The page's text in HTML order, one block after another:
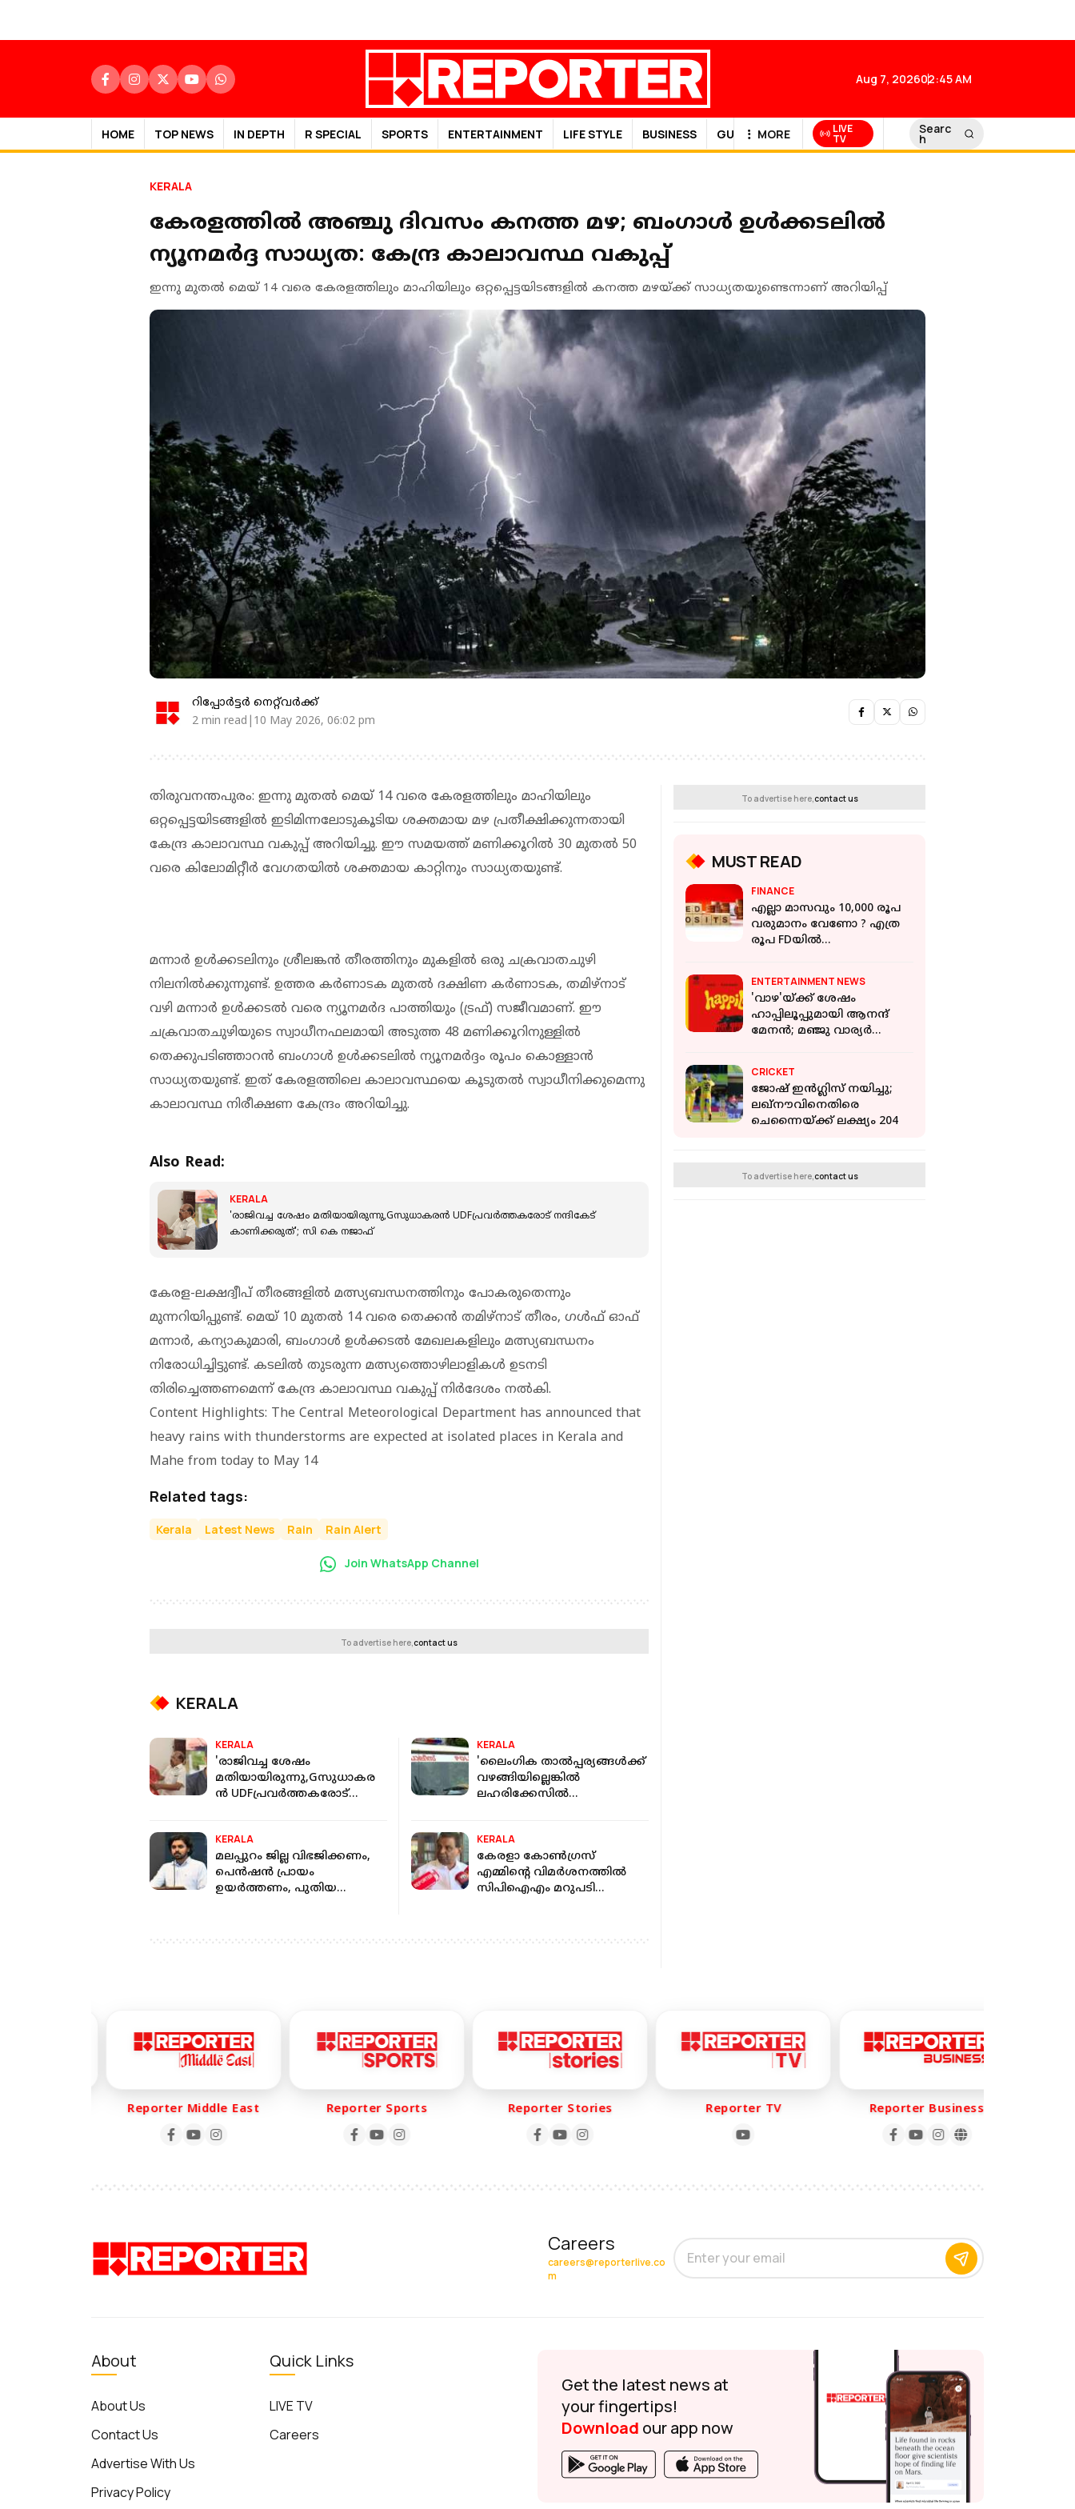
Aug 7, 202602:45 AM
HOME TOP NEWS IN DEPTH R SPECIAL SPORTS ENTERTAINMENT LIFE STYLE BUSINESS GULF NEWS
MORE LIVE
TV
Searc
h
KERALA
കേരളത്തില്‍ അഞ്ചു ദിവസം കനത്ത മഴ; ബംഗാള്‍ ഉള്‍ക്കടലില്‍
ന്യൂനമര്‍ദ്ദ സാധ്യത: കേന്ദ്ര കാലാവസ്ഥ വകുപ്പ്
ഇന്നു മുതല്‍ മെയ് 14 വരെ കേരളത്തിലും മാഹിയിലും ഒറ്റപ്പെട്ടയിടങ്ങളിൽ കനത്ത മഴയ്ക്ക് സാധ്യതയുണ്ടെന്നാണ് അറിയിപ്പ്
റിപ്പോർട്ടർ നെറ്റ്‌വര്‍ക്ക്‌
2 min read|10 May 2026, 06:02 pm
തിരുവനന്തപുരം: ഇന്നു മുതല്‍ മെയ് 14 വരെ കേരളത്തിലും മാഹിയിലും
ഒറ്റപ്പെട്ടയിടങ്ങളില്‍ ഇടിമിന്നലോടുകൂടിയ ശക്തമായ മഴ പ്രതീക്ഷിക്കുന്നതായി
കേന്ദ്ര കാലാവസ്ഥ വകുപ്പ് അറിയിച്ചു. ഈ സമയത്ത് മണിക്കൂറില്‍ 30 മുതല്‍ 50
വരെ കിലോമിറ്റീര്‍ വേഗതയില്‍ ശക്തമായ കാറ്റിനും സാധ്യതയുണ്ട്.
മന്നാര്‍ ഉള്‍ക്കടലിനും ശ്രീലങ്കന്‍ തീരത്തിനും മുകളില്‍ ഒരു ചക്രവാതചുഴി
നിലനില്‍ക്കുന്നുണ്ട്. ഉത്തര കര്‍ണാടക മുതല്‍ ദക്ഷിണ കര്‍ണാടക, തമിഴ്നാട്
വഴി മന്നാര്‍ ഉള്‍ക്കടല്‍ വരെ ന്യൂനമര്‍ദ പാത്തിയും (ട്രഫ്) സജീവമാണ്. ഈ
ചക്രവാതചുഴിയുടെ സ്വാധീനഫലമായി അടുത്ത 48 മണിക്കൂറിനുള്ളില്‍
തെക്കുപടിഞ്ഞാറന്‍ ബംഗാള്‍ ഉള്‍ക്കടലില്‍ ന്യൂനമര്‍ദ്ദം രൂപം കൊള്ളാന്‍
സാധ്യതയുണ്ട്. ഇത് കേരളത്തിലെ കാലാവസ്ഥയെ കൂടുതല്‍ സ്വാധീനിക്കുമെന്നു
കാലാവസ്ഥ നിരീക്ഷണ കേന്ദ്രം അറിയിച്ചു.
Also Read:
KERALA
'രാജിവച്ച ശേഷം മതിയായിരുന്നു,Gസുധാകരൻ UDFപ്രവർത്തകരോട് നന്ദികേട്
കാണിക്കരുത്'; സി കെ നജാഫ്
കേരള-ലക്ഷദ്വീപ് തീരങ്ങളില്‍ മത്സ്യബന്ധനത്തിനും പോകരുതെന്നും
മുന്നറിയിപ്പുണ്ട്. മെയ് 10 മുതൽ 14 വരെ തെക്കൻ തമിഴ്‌നാട് തീരം, ഗൾഫ് ഓഫ്
മന്നാർ, കന്യാകുമാരി, ബംഗാൾ ഉൾക്കടൽ മേഖലകളിലും മത്സ്യബന്ധനം
നിരോധിച്ചിട്ടുണ്ട്. കടലിൽ തുടരുന്ന മത്സ്യത്തൊഴിലാളികൾ ഉടനടി
തിരിച്ചെത്തണമെന്ന് കേന്ദ്ര കാലാവസ്ഥ വകുപ്പ് നിർദേശം നൽകി.
Content Highlights: The Central Meteorological Department has announced that
heavy rains with thunderstorms are expected at isolated places in Kerala and
Mahe from today to May 14
Related tags:
Kerala Latest News Rain Rain Alert
Join WhatsApp Channel
To advertise here,contact us
KERALA
KERALA
'രാജിവച്ച ശേഷം
മതിയായിരുന്നു,Gസുധാകര
ൻ UDFപ്രവർത്തകരോട്
KERALA
'ലൈംഗിക താല്‍പ്പര്യങ്ങള്‍ക്ക്
വഴങ്ങിയില്ലെങ്കില്‍
ലഹരിക്കേസില്‍
KERALA
മലപ്പുറം ജില്ല വിഭജിക്കണം,
പെൻഷൻ പ്രായം
ഉയർത്തണം, പുതിയ
കളക്ടർ
KERALA
കേരളാ കോൺഗ്രസ്
എമ്മിന്റെ വിമർശനത്തിൽ
സിപിഐഎം മറുപടി
To advertise here, contact us
MUST READ
FINANCE
എല്ലാ മാസവും 10,000 രൂപ
വരുമാനം വേണോ ? എത്ര
രൂപ FDയിൽ
ENTERTAINMENT NEWS
'വാഴ'യ്ക്ക് ശേഷം
ഹാപ്പിലൂപ്പുമായി ആനന്ദ്
മേനൻ; മഞ്ജു വാര്യർ
CRICKET
ജോഷ് ഇന്‍ഗ്ലിസ് നയിച്ചു;
ലഖ്‌നൗവിനെതിരെ
ചെന്നൈയ്ക്ക് ലക്ഷ്യം 204
To advertise here, contact us
Reporter Middle East Reporter Sports Reporter Stories Reporter TV Reporter Business
Careers
careers@reporterlive.co
m
About
About Us
Contact Us
Advertise With Us
Privacy Policy
Quick Links
LIVE TV
Careers
Get the latest news at
your fingertips!
Download our app now